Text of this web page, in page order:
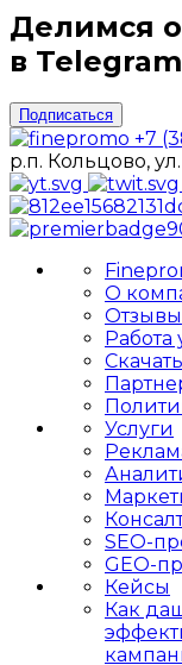
Делимся
в Telegram
Подписаться
+7
р.п. Кольцово,
О
Отзывы
Работа
Услуги
SEO-
GEO-
Кейсы
Как